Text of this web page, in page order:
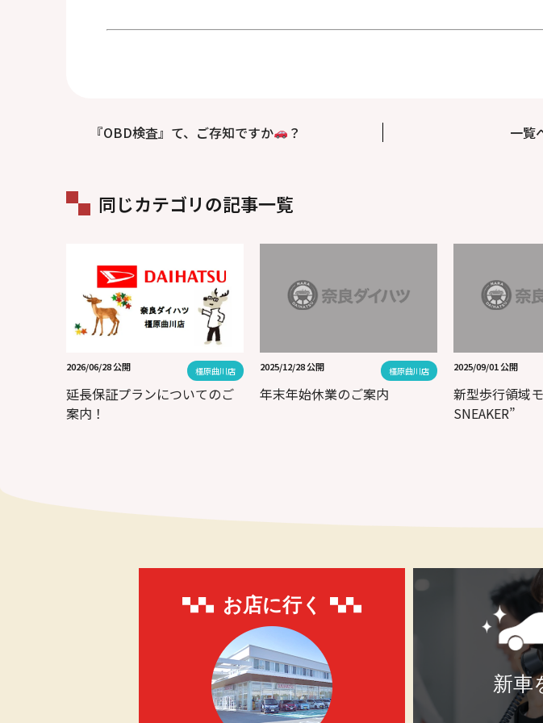
『OBD検査』て、ご存知ですか ？ 一覧
同じカテゴリの記事一覧
2026/06/28 公開 橿原曲川店
延長保証プランについてのご
案内！
2025/12/28 公開 橿原曲川店
年末年始休業のご案内
2025/09/01 公開
新型歩行領域
SNEAKER”
お店に行く
新車